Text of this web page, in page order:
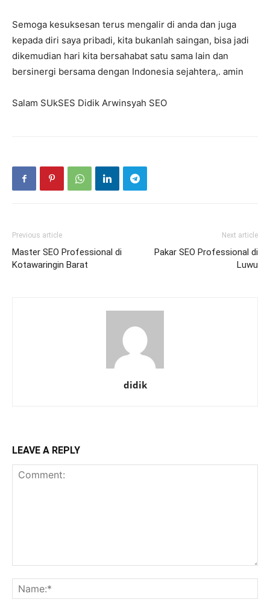
Semoga kesuksesan terus mengalir di anda dan juga
kepada diri saya pribadi, kita bukanlah saingan, bisa jadi
dikemudian hari kita bersahabat satu sama lain dan
bersinergi bersama dengan Indonesia sejahtera,. amin
Salam SUkSES Didik Arwinsyah SEO
Previous article
Master SEO Professional di
Kotawaringin Barat
Next article
Pakar SEO Professional di
Luwu
didik
LEAVE A REPLY